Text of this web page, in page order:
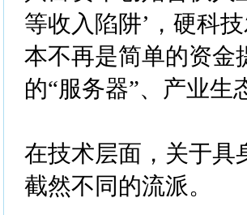
等收入陷阱’，硬科
本不再是简单的资金
的“服务器”、产业生
在技术层面，关于具
截然不同的流派。